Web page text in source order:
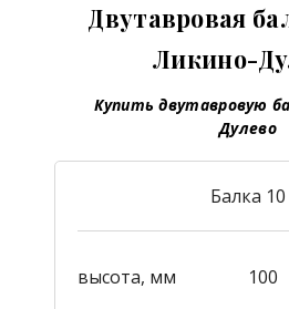
Двутавровая
Ликино-
Купить двутавровую
Дулево
Балка 10
высота, мм
100